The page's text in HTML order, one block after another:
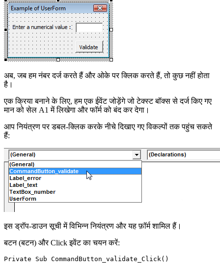
अब, जब हम नंबर दर्ज करते हैं और ओके पर क्लिक करते हैं, तो कुछ नहीं होता
है।
एक क्रिया बनाने के लिए, हम एक ईवेंट जोड़ेंगे जो टेक्स्ट बॉक्स से दर्ज किए गए
मान को सेल A1 में लिखेगा और फॉर्म को बंद कर देगा।
आप नियंत्रण पर डबल-क्लिक करके नीचे दिखाए गए विकल्पों तक पहुंच सकते
हैं:
इस ड्रॉप-डाउन सूची में विभिन्न नियंत्रण और यह फ़ॉर्म शामिल हैं।
बटन (बटन) और Click इवेंट का चयन करें:
Private Sub CommandButton_validate_Click()